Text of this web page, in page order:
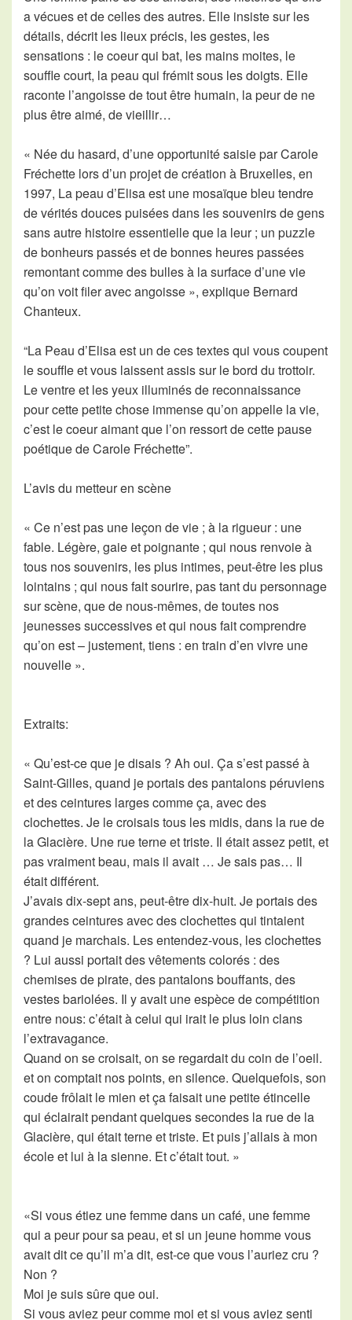
a vécues et de celles des autres. Elle insiste sur les
détails, décrit les lieux précis, les gestes, les
sensations : le coeur qui bat, les mains moites, le
souffle court, la peau qui frémit sous les doigts. Elle
raconte l’angoisse de tout être humain, la peur de ne
plus être aimé, de vieillir…
« Née du hasard, d’une opportunité saisie par Carole
Fréchette lors d’un projet de création à Bruxelles, en
1997, La peau d’Elisa est une mosaïque bleu tendre
de vérités douces puisées dans les souvenirs de gens
sans autre histoire essentielle que la leur ; un puzzle
de bonheurs passés et de bonnes heures passées
remontant comme des bulles à la surface d’une vie
qu’on voit filer avec angoisse », explique Bernard
Chanteux.
“La Peau d’Elisa est un de ces textes qui vous coupent
le souffle et vous laissent assis sur le bord du trottoir.
Le ventre et les yeux illuminés de reconnaissance
pour cette petite chose immense qu’on appelle la vie,
c’est le coeur aimant que l’on ressort de cette pause
poétique de Carole Fréchette”.
L’avis du metteur en scène
« Ce n’est pas une leçon de vie ; à la rigueur : une
fable. Légère, gaie et poignante ; qui nous renvoie à
tous nos souvenirs, les plus intimes, peut-être les plus
lointains ; qui nous fait sourire, pas tant du personnage
sur scène, que de nous-mêmes, de toutes nos
jeunesses successives et qui nous fait comprendre
qu’on est – justement, tiens : en train d’en vivre une
nouvelle ».
Extraits:
« Qu’est-ce que je disais ? Ah oui. Ça s’est passé à
Saint-Gilles, quand je portais des pantalons péruviens
et des ceintures larges comme ça, avec des
clochettes. Je le croisais tous les midis, dans la rue de
la Glacière. Une rue terne et triste. Il était assez petit, et
pas vraiment beau, mais il avait … Je sais pas… Il
était différent.
J’avais dix-sept ans, peut-être dix-huit. Je portais des
grandes ceintures avec des clochettes qui tintaient
quand je marchais. Les entendez-vous, les clochettes
? Lui aussi portait des vêtements colorés : des
chemises de pirate, des pantalons bouffants, des
vestes bariolées. Il y avait une espèce de compétition
entre nous: c’était à celui qui irait le plus loin clans
l’extravagance.
Quand on se croisait, on se regardait du coin de l’oeil.
et on comptait nos points, en silence. Quelquefois, son
coude frôlait le mien et ça faisait une petite étincelle
qui éclairait pendant quelques secondes la rue de la
Glacière, qui était terne et triste. Et puis j’allais à mon
école et lui à la sienne. Et c’était tout. »
«Si vous étiez une femme dans un café, une femme
qui a peur pour sa peau, et si un jeune homme vous
avait dit ce qu’il m’a dit, est-ce que vous l’auriez cru ?
Non ?
Moi je suis sûre que oui.
Si vous aviez peur comme moi et si vous aviez senti